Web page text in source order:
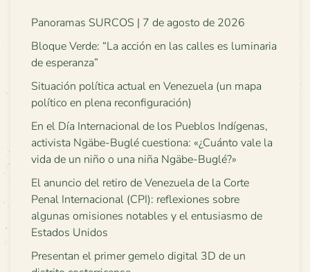
Panoramas SURCOS | 7 de agosto de 2026
Bloque Verde: “La acción en las calles es luminaria
de esperanza”
Situación política actual en Venezuela (un mapa
político en plena reconfiguración)
En el Día Internacional de los Pueblos Indígenas,
activista Ngäbe-Buglé cuestiona: «¿Cuánto vale la
vida de un niño o una niña Ngäbe-Buglé?»
El anuncio del retiro de Venezuela de la Corte
Penal Internacional (CPI): reflexiones sobre
algunas omisiones notables y el entusiasmo de
Estados Unidos
Presentan el primer gemelo digital 3D de un